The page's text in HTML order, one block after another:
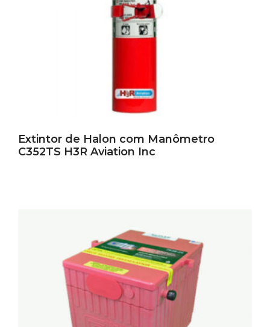
Extintor de Halon com Manômetro
C352TS H3R Aviation Inc